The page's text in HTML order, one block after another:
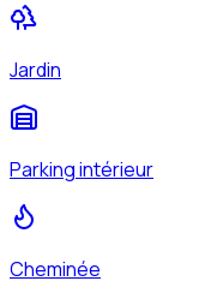
Jardin
Parking intérieur
Cheminée